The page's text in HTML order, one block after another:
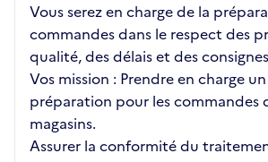
Vous serez en charge de la
commandes dans le respect des
qualité, des délais et des
Vos mission : Prendre en charge
préparation pour les commandes
magasins.
Assurer la conformité du